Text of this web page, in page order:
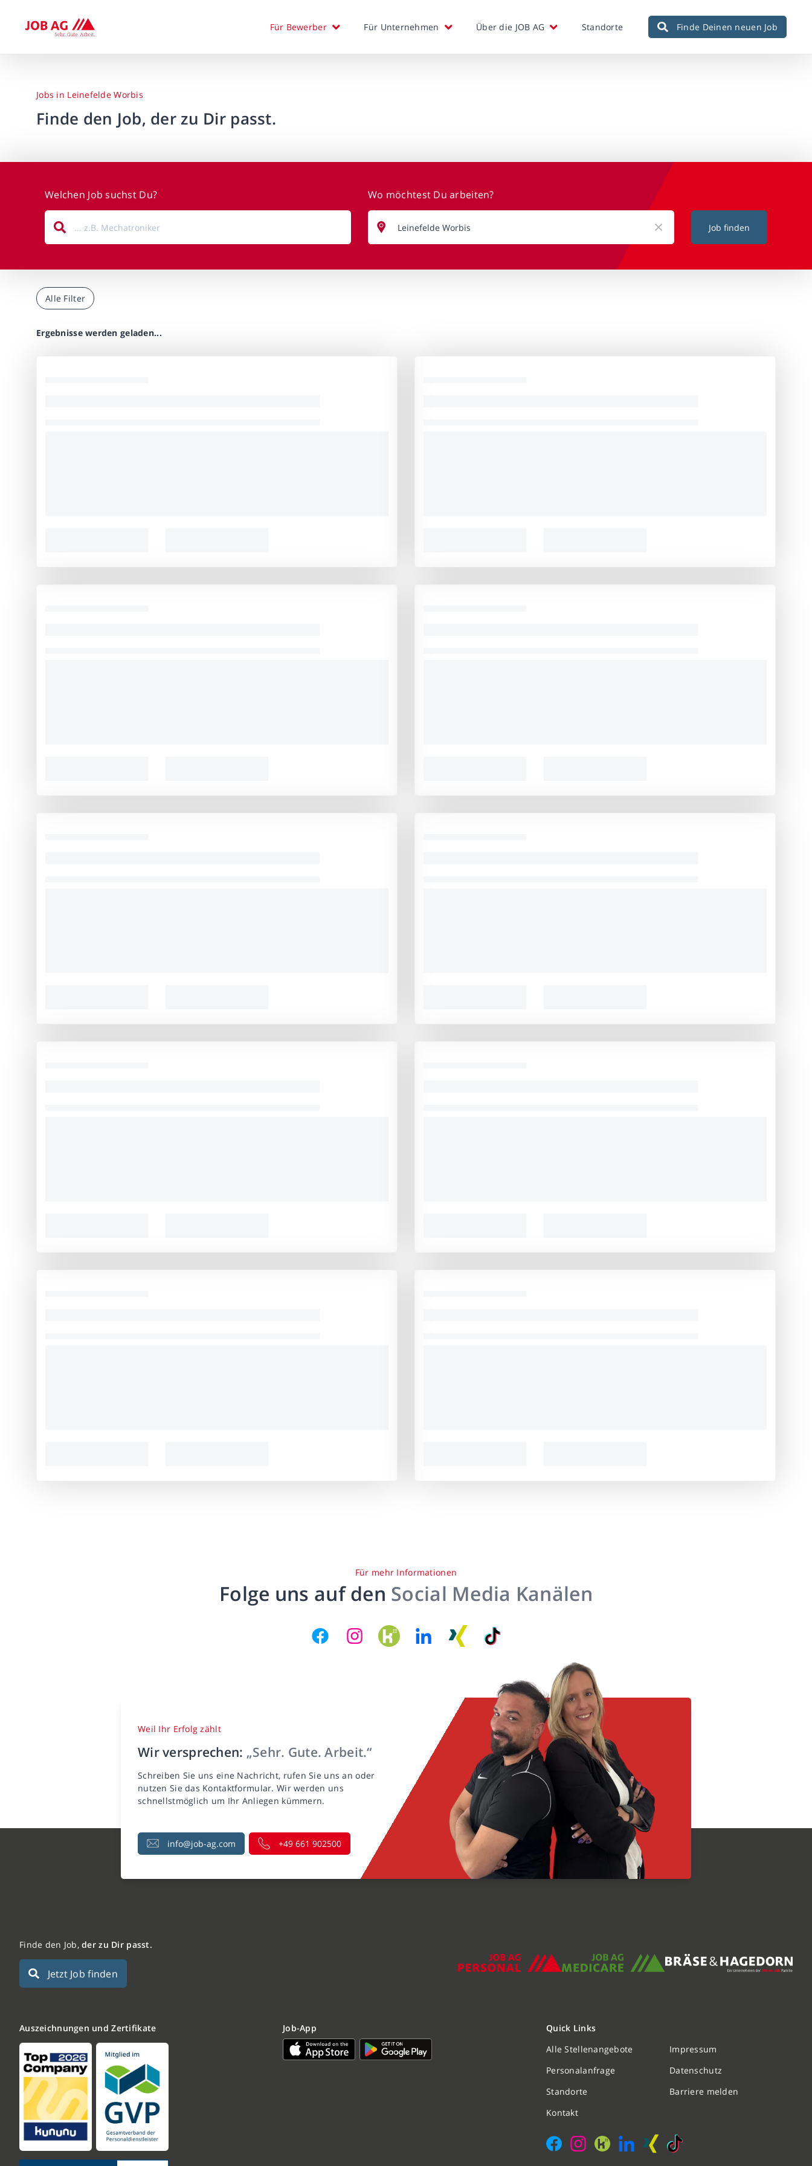
Für Bewerber Für Unternehmen Über die JOB AG Standorte Finde Deinen neuen Job
Jobs in Leinefelde Worbis
Finde den Job, der zu Dir passt.
Welchen Job suchst Du? Wo möchtest Du arbeiten?
Job finden
Alle Filter
Ergebnisse werden geladen...
Nachricht schreiben
Personalanfrage
Für mehr Informationen
Folge uns auf den Social Media Kanälen
Weil Ihr Erfolg zählt
Wir versprechen: „Sehr. Gute. Arbeit.“
Schreiben Sie uns eine Nachricht, rufen Sie uns an oder
nutzen Sie das Kontaktformular. Wir werden uns
schnellstmöglich um Ihr Anliegen kümmern.
info@job-ag.com +49 661 902500
Finde den Job,der zu Dir passt.
Jetzt Job finden
Auszeichnungen und Zertifikate Job-App
Quick Links
Alle Stellenangebote
Personalanfrage
Standorte
Kontakt
Impressum
Datenschutz
Barriere melden